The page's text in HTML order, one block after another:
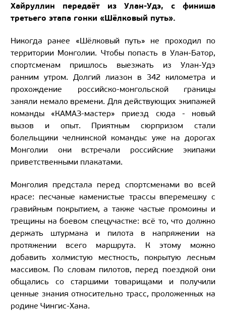
Хайруллин передаёт из Улан-Удэ, с финиша
третьего этапа гонки «Шёлковый путь».
Никогда ранее «Шёлковый путь» не проходил по
территории Монголии. Чтобы попасть в Улан-Батор,
спортсменам пришлось выезжать из Улан-Удэ
ранним утром. Долгий лиазон в 342 километра и
прохождение российско-монгольской границы
заняли немало времени. Для действующих экипажей
команды «КАМАЗ-мастер» приезд сюда - новый
вызов и опыт. Приятным сюрпризом стали
болельщики челнинской команды: уже на дорогах
Монголии они встречали российские экипажи
приветственными плакатами.
Монголия предстала перед спортсменами во всей
красе: песчаные каменистые трассы вперемешку с
гравийным покрытием, а также частые промоины и
трещины на боевом спецучастке: всё то, что должно
держать штурмана и пилота в напряжении на
протяжении всего маршрута. К этому можно
добавить холмистую местность, покрытую лесным
массивом. По словам пилотов, перед поездкой они
общались со старшими товарищами и получили
ценные знания относительно трасс, проложенных на
родине Чингис-Хана.